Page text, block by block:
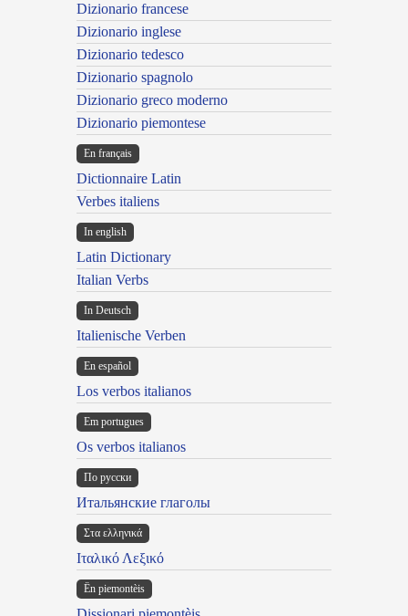
Dizionario francese
Dizionario inglese
Dizionario tedesco
Dizionario spagnolo
Dizionario greco moderno
Dizionario piemontese
En français
Dictionnaire Latin
Verbes italiens
In english
Latin Dictionary
Italian Verbs
In Deutsch
Italienische Verben
En español
Los verbos italianos
Em portugues
Os verbos italianos
По русски
Итальянские глаголы
Στα ελληνικά
Ιταλικό Λεξικό
Ën piemontèis